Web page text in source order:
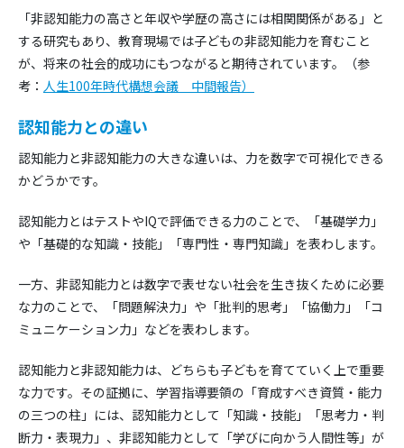
「非認知能力の高さと年収や学歴の高さには相関関係がある」と
する研究もあり、教育現場では子どもの非認知能力を育むこと
が、将来の社会的成功にもつながると期待されています。（参
考： 人生100年時代構想会議 中間報告）
認知能力との違い
認知能力と非認知能力の大きな違いは、力を数字で可視化できる
かどうかです。
認知能力とはテストやIQで評価できる力のことで、「基礎学力」
や「基礎的な知識・技能」「専門性・専門知識」を表わします。
一方、非認知能力とは数字で表せない社会を生き抜くために必要
な力のことで、「問題解決力」や「批判的思考」「協働力」「コ
ミュニケーション力」などを表わします。
認知能力と非認知能力は、どちらも子どもを育てていく上で重要
な力です。その証拠に、学習指導要領の「育成すべき資質・能力
の三つの柱」には、認知能力として「知識・技能」「思考力・判
断力・表現力」、非認知能力として「学びに向かう人間性等」が